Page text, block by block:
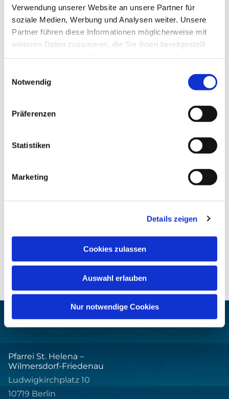
Verwendung unserer Website an unsere Partner für
soziale Medien, Werbung und Analysen weiter. Unsere
Partner führen diese Informationen möglicherweise mit
weiteren Daten zusammen, die Sie ihnen bereitgestellt
Notwendig
Präferenzen
Statistiken
Marketing
Details zeigen
Cookies zulassen
Auswahl erlauben
Nur notwendige Cookies
Dies könnte Sie auch
interessieren
Pfarrei St. Helena –
Wilmersdorf-Friedenau
Ludwigkirchplatz 10
10719 Berlin